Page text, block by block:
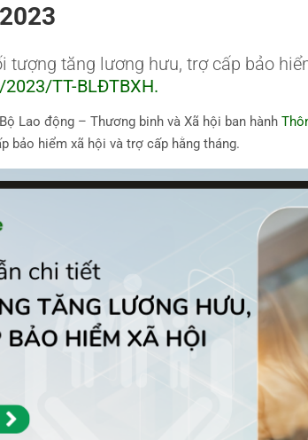
tượng tăng lương hưu, trợ cấp bảo
TT-BLĐTBXH.
Lao động – Thương binh và Xã hội ban hành
bảo hiểm xã hội và trợ cấp hằng tháng.